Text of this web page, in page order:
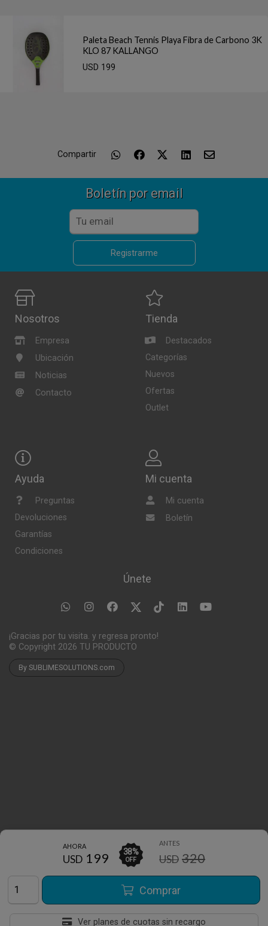
ANTES
USD 320
AHORA
USD 199 38%
OFF
Comprar
Ver planes de cuotas sin recargo
Paleta Beach Tennis Playa Fibra de Carbono 3K
KLO 87 KALLANGO
USD 199
Compartir
Boletín por email
Registrarme
Nosotros
Empresa
Ubicación
Noticias
Contacto
Tienda
Destacados
Categorías
Nuevos
Ofertas
Outlet
Ayuda
Preguntas
Devoluciones
Garantías
Condiciones
Mi cuenta
Mi cuenta
Boletín
Únete
¡Gracias por tu visita. y regresa pronto!
© Copyright 2026 TU PRODUCTO
By SUBLIMESOLUTIONS.com